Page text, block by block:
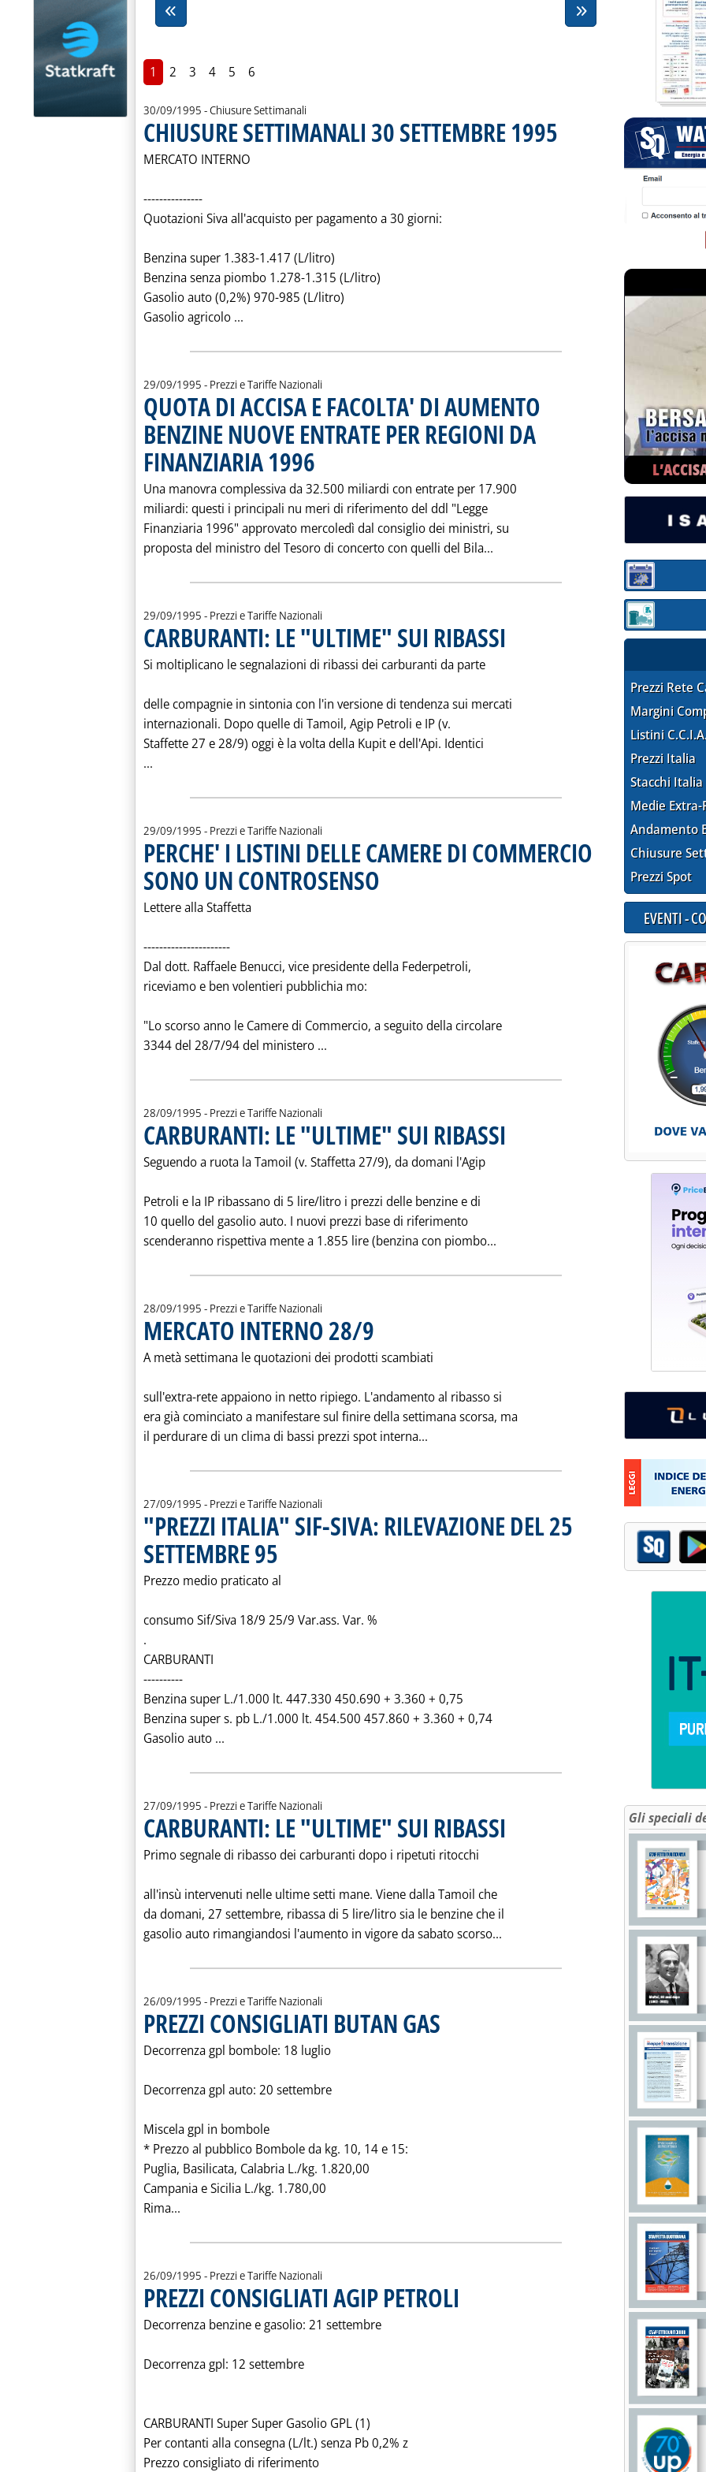
1 2 3 4 5 6
30/09/1995 - Chiusure Settimanali
CHIUSURE SETTIMANALI 30 SETTEMBRE 1995 . Pubblicata sabato 30 settembre
MERCATO INTERNO
---------------
Quotazioni Siva all'acquisto per pagamento a 30 giorni:
Benzina super 1.383-1.417 (L/litro)
Benzina senza piombo 1.278-1.315 (L/litro)
Gasolio auto (0,2%) 970-985 (L/litro)
Gasolio agricolo ... Leggi tutta la notizia: 'CHIUSURE SETTIMANALI 30 SETTEMBRE 1995'
29/09/1995 - Prezzi e Tariffe Nazionali
QUOTA DI ACCISA E FACOLTA' DI AUMENTO
BENZINE NUOVE ENTRATE PER REGIONI DA
FINANZIARIA 1996
Una manovra complessiva da 32.500 miliardi con entrate per 17.900
miliardi: questi i principali nu meri di riferimento del ddl "Legge
Finanziaria 1996" approvato mercoledì dal consiglio dei ministri, su
proposta del ministro del Tesoro di concerto con quelli del Bila... Leggi tutta la notizia: 'QUOTA DI
29/09/1995 - Prezzi e Tariffe Nazionali
CARBURANTI: LE "ULTIME" SUI RIBASSI . Pubblicata venerdì 29 settembre 1995 alle 0.0.
Si moltiplicano le segnalazioni di ribassi dei carburanti da parte
delle compagnie in sintonia con l'in versione di tendenza sui mercati
internazionali. Dopo quelle di Tamoil, Agip Petroli e IP (v.
Staffette 27 e 28/9) oggi è la volta della Kupit e dell'Api. Identici
...
29/09/1995 - Prezzi e Tariffe Nazionali
PERCHE' I LISTINI DELLE CAMERE DI COMMERCIO
SONO UN CONTROSENSO
Lettere alla Staffetta
----------------------
Dal dott. Raffaele Benucci, vice presidente della Federpetroli,
riceviamo e ben volentieri pubblichia mo:
"Lo scorso anno le Camere di Commercio, a seguito della circolare
3344 del 28/7/94 del ministero ... Leggi tutta la notizia: 'PERCHE' I LISTINI DELLE CAMERE DI
28/09/1995 - Prezzi e Tariffe Nazionali
CARBURANTI: LE "ULTIME" SUI RIBASSI . Pubblicata giovedì 28 settembre 1995 alle 0.0.
Seguendo a ruota la Tamoil (v. Staffetta 27/9), da domani l'Agip
Petroli e la IP ribassano di 5 lire/litro i prezzi delle benzine e di
10 quello del gasolio auto. I nuovi prezzi base di riferimento
scenderanno rispettiva mente a 1.855 lire (benzina con piombo... Leggi tutta la notizia: 'CARBURANTI:
28/09/1995 - Prezzi e Tariffe Nazionali
MERCATO INTERNO 28/9
A metà settimana le quotazioni dei prodotti scambiati
sull'extra-rete appaiono in netto ripiego. L'andamento al ribasso si
era già cominciato a manifestare sul finire della settimana scorsa, ma
il perdurare di un clima di bassi prezzi spot interna... Leggi tutta la notizia: 'MERCATO INTERNO 28/9'
27/09/1995 - Prezzi e Tariffe Nazionali
"PREZZI ITALIA" SIF-SIVA: RILEVAZIONE DEL 25
SETTEMBRE 95
Prezzo medio praticato al
consumo Sif/Siva 18/9 25/9 Var.ass. Var. %
.
CARBURANTI
----------
Benzina super L./1.000 lt. 447.330 450.690 + 3.360 + 0,75
Benzina super s. pb L./1.000 lt. 454.500 457.860 + 3.360 + 0,74
Gasolio auto ... Leggi tutta la notizia: '"PREZZI ITALIA" SIF-SIVA: RILEVAZIONE DEL 25 SETTEMBRE 95'
27/09/1995 - Prezzi e Tariffe Nazionali
CARBURANTI: LE "ULTIME" SUI RIBASSI . Pubblicata mercoledì 27 settembre 1995 alle 0.0.
Primo segnale di ribasso dei carburanti dopo i ripetuti ritocchi
all'insù intervenuti nelle ultime setti mane. Viene dalla Tamoil che
da domani, 27 settembre, ribassa di 5 lire/litro sia le benzine che il
gasolio auto rimangiandosi l'aumento in vigore da sabato scorso... Leggi tutta la notizia:
26/09/1995 - Prezzi e Tariffe Nazionali
PREZZI CONSIGLIATI BUTAN GAS
Decorrenza gpl bombole: 18 luglio
Decorrenza gpl auto: 20 settembre
Miscela gpl in bombole
* Prezzo al pubblico Bombole da kg. 10, 14 e 15:
Puglia, Basilicata, Calabria L./kg. 1.820,00
Campania e Sicilia L./kg. 1.780,00
Rima...
26/09/1995 - Prezzi e Tariffe Nazionali
PREZZI CONSIGLIATI AGIP PETROLI
Decorrenza benzine e gasolio: 21 settembre
Decorrenza gpl: 12 settembre
CARBURANTI Super Super Gasolio GPL (1)
Per contanti alla consegna (L/lt.) senza Pb 0,2% z
Prezzo consigliato di riferimento
Sezione:
Sezione:
Prezzi Rete
Margini
Listini
Prezzi Italia
Stacchi Italia
Medie Extra-
Andamento
Chiusure
Prezzi Spot
EVENTI -
Gli speciali